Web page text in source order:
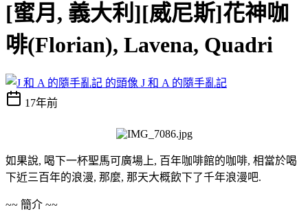
[蜜月, 義大利][威尼斯]花神咖
啡(Florian), Lavena, Quadri
J 和 A 的隨手亂記
17年前
如果說, 喝下一杯聖馬可廣場上, 百年咖啡館的咖啡, 相當於喝
下近三百年的浪漫, 那麼, 那天大概飲下了千年浪漫吧.
~~ 簡介 ~~